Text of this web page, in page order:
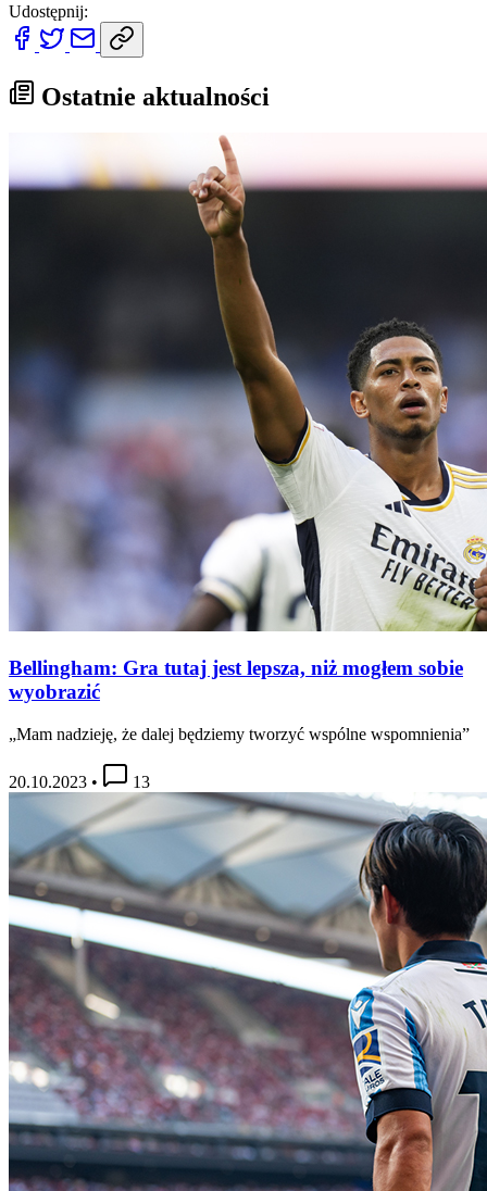
Udostępnij:
Ostatnie aktualności
Bellingham: Gra tutaj jest lepsza, niż mogłem sobie
wyobrazić
„Mam nadzieję, że dalej będziemy tworzyć wspólne wspomnienia”
20.10.2023 • 13